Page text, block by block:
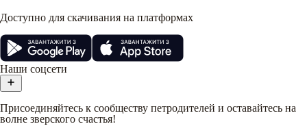
Доступно для скачивания на платформах
Наши соцсети
Присоединяйтесь к сообществу петродителей и оставайтесь на
волне зверского счастья!